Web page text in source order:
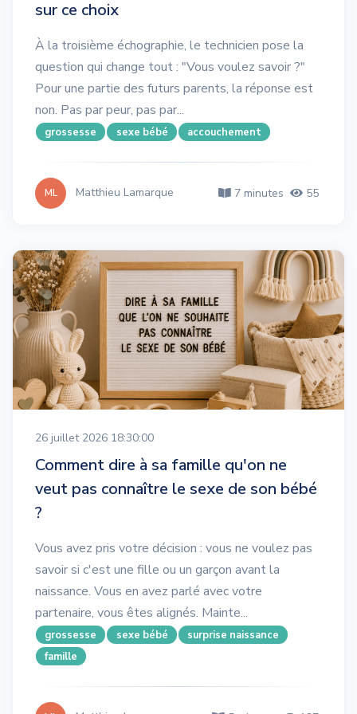
sur ce choix
À la troisième échographie, le technicien pose la
question qui change tout : "Vous voulez savoir ?"
Pour une partie des futurs parents, la réponse est
non. Pas par peur, pas par...
grossesse sexe bébé accouchement
ML Matthieu Lamarque 7 minutes 55
26 juillet 2026 18:30:00
Comment dire à sa famille qu'on ne
veut pas connaître le sexe de son bébé
?
Vous avez pris votre décision : vous ne voulez pas
savoir si c'est une fille ou un garçon avant la
naissance. Vous en avez parlé avec votre
partenaire, vous êtes alignés. Mainte...
grossesse sexe bébé
surprise naissance
famille